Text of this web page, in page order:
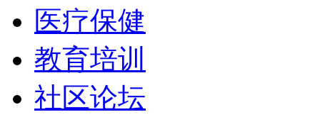
医疗保健
教育培训
社区论坛